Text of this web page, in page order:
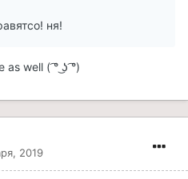
ня!
as well ( ͡° ͜ʖ ͡°)
2019